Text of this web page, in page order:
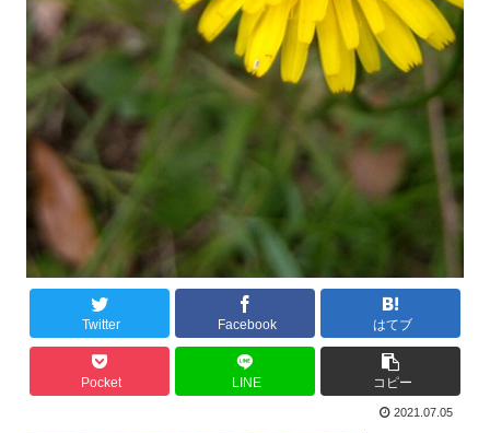
Twitter Facebook はてブ
Pocket LINE コピー
2021.07.05